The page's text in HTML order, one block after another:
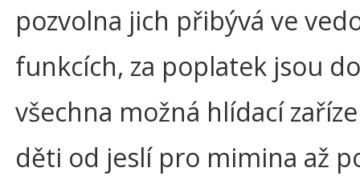
pozvolna jich přibývá ve
funkcích, za poplatek jsou
všechna možná hlídací
děti od jeslí pro mimina až